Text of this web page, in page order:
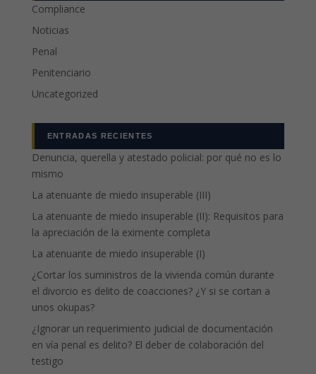
Compliance
Noticias
Penal
Penitenciario
Uncategorized
ENTRADAS RECIENTES
Denuncia, querella y atestado policial: por qué no es lo
mismo
La atenuante de miedo insuperable (III)
La atenuante de miedo insuperable (II): Requisitos para
la apreciación de la eximente completa
La atenuante de miedo insuperable (I)
¿Cortar los suministros de la vivienda común durante
el divorcio es delito de coacciones? ¿Y si se cortan a
unos okupas?
¿Ignorar un requerimiento judicial de documentación
en vía penal es delito? El deber de colaboración del
testigo